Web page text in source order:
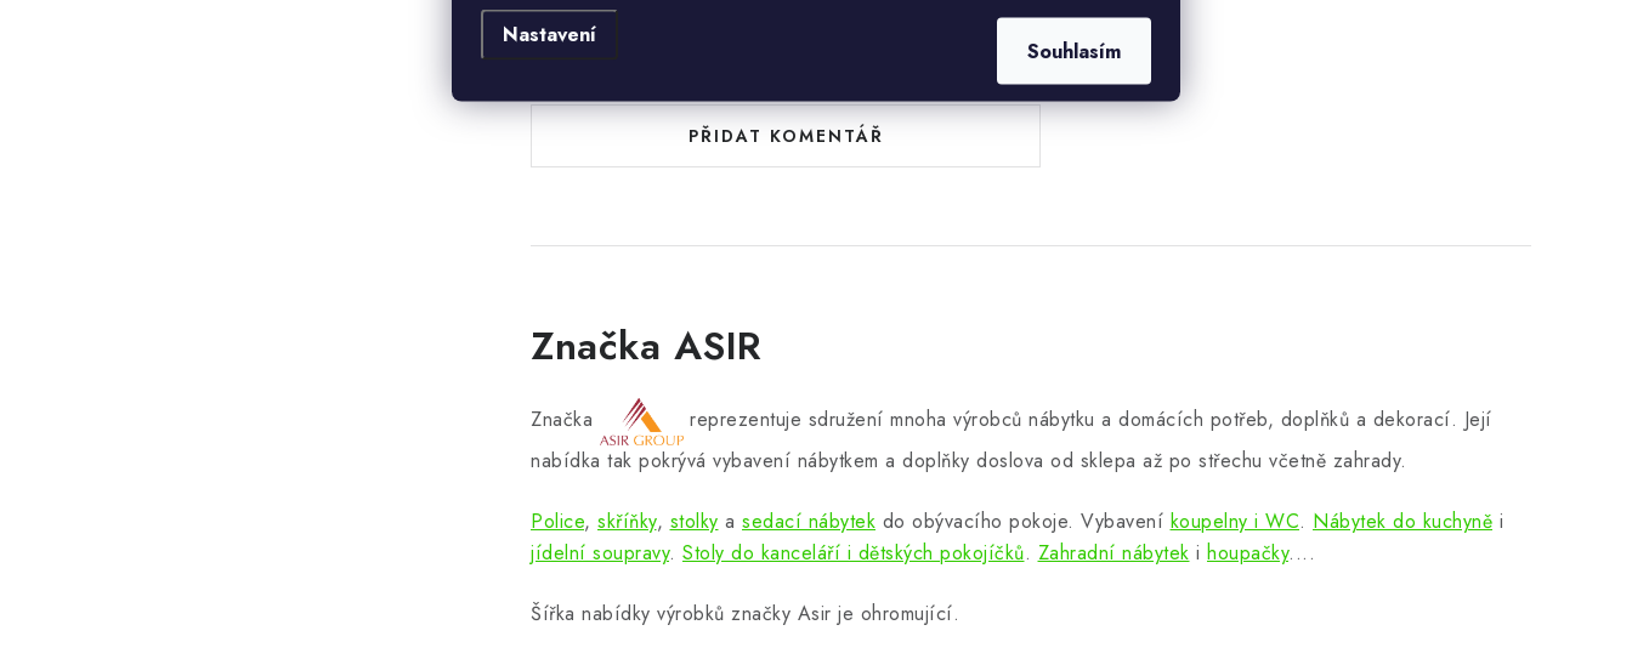
Nastavení
Souhlasím
Buďte první, kdo napíše příspěvek k této položce.
PŘIDAT KOMENTÁŘ
Značka ASIR
Značka
reprezentuje sdružení mnoha výrobců nábytku a domácích potřeb, doplňků a dekorací. Její
nabídka tak pokrývá vybavení nábytkem a doplňky doslova od sklepa až po střechu včetně zahrady.
Police, skříňky, stolky a sedací nábytek do obývacího pokoje. Vybavení koupelny i WC. Nábytek do kuchyně i
jídelní soupravy. Stoly do kanceláří i dětských pokojíčků. Zahradní nábytek i houpačky....
Šířka nabídky výrobků značky Asir je ohromující.